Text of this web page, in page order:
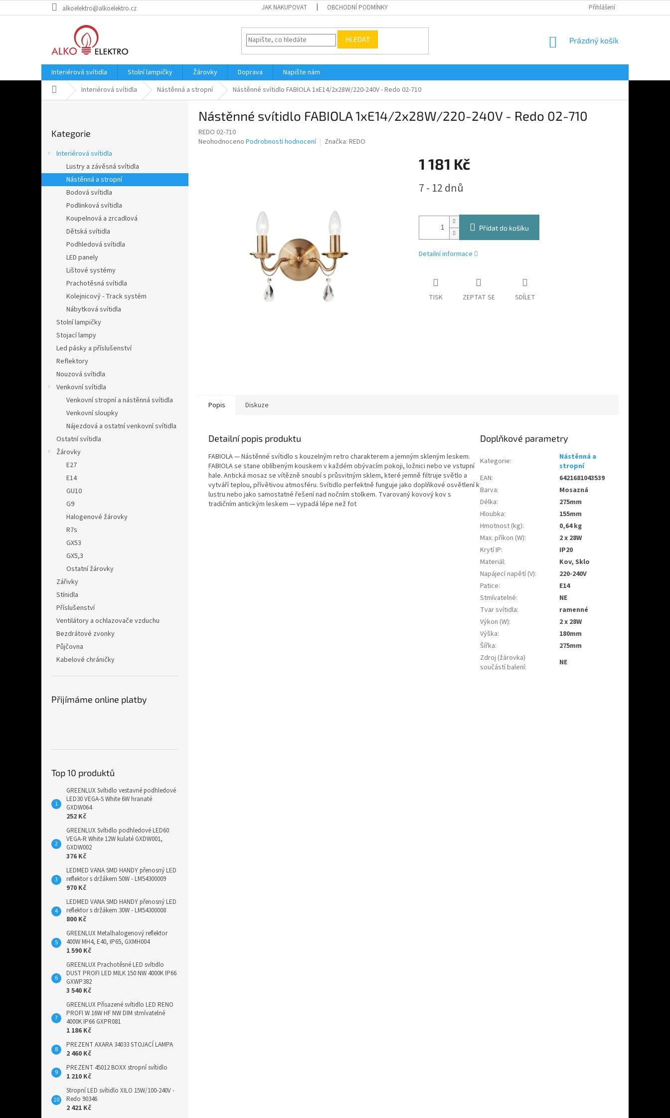
na
alkoelektro@alkoelektro.cz JAK NAKUPOVAT OBCHODNÍ PODMÍNKY Přihlášení
HLEDAT
NÁKUPNÍ
Prázdný košík
Interiérová svítidla Stolní lampičky Žárovky Doprava
Napište nám
Domů Interiérová svítidla Nástěnná a stropní Nástěnné svítidlo FABIOLA 1xE14/2x28W/220-240V - Redo 02-710
n
kategorie
Kategorie
Interiérová svítidla
Lustry a závěsná svítidla
Nástěnná a stropní
Bodová svítidla
Podlinková svítidla
Koupelnová a zrcadlová
Dětská svítidla
Podhledová svítidla
LED panely
Lištové systémy
Prachotěsná svítidla
Kolejnicový - Track systém
Nábytková svítidla
Stolní lampičky
Stojací lampy
Led pásky a příslušenství
Reflektory
Nouzová svítidla
Venkovní svítidla
Venkovní stropní a nástěnná svítidla
Venkovní sloupky
Nájezdová a ostatní venkovní svítidla
Ostatní svítidla
Žárovky
E27
E14
GU10
G9
Halogenové žárovky
R7s
GX53
GX5,3
Ostatní žárovky
Zářivky
Stínidla
Příslušenství
Ventilátory a ochlazovače vzduchu
Bezdrátové zvonky
Půjčovna
Kabelové chráničky
Přijímáme online platby
Top 10 produktů
GREENLUX Svítidlo vestavné podhledové
LED30 VEGA-S White 6W hranaté
GXDW064
252 Kč
GREENLUX Svítidlo podhledové LED60
VEGA-R White 12W kulaté GXDW001,
GXDW002
376 Kč
LEDMED VANA SMD HANDY přenosný LED
reflektor s držákem 50W - LM54300009
970 Kč
LEDMED VANA SMD HANDY přenosný LED
reflektor s držákem 30W - LM54300008
800 Kč
GREENLUX Metalhalogenový reflektor
400W MH4, E40, IP65, GXMH004
1 590 Kč
GREENLUX Prachotěsné LED svítidlo
DUST PROFI LED MILK 150 NW 4000K IP66
GXWP382
3 540 Kč
GREENLUX Přisazené svítidlo LED RENO
PROFI W 16W HF NW DIM stmívatelné
4000K IP66 GXPR081
1 186 Kč
PREZENT AXARA 34033 STOJACÍ LAMPA
2 460 Kč
PREZENT 45012 BOXX stropní svítidlo
1 210 Kč
Stropní LED svítidlo XILO 15W/100-240V -
Redo 90346
2 421 Kč
Nástěnné svítidlo FABIOLA 1xE14/2x28W/220-240V - Redo 02-710
REDO 02-710
Průměrné
Neohodnoceno Podrobnosti hodnocení Značka: REDO
1 181 Kč
cena:
7 - 12 dnů
Přidat do košíku
Detailní informace
TISK ZEPTAT SE SDÍLET
Popis Diskuze
Detailní popis produktu
FABIOLA — Nástěnné svítidlo s kouzelným retro charakterem a jemným skleným leskem.
FABIOLA se stane oblíbeným kouskem v každém obývacím pokoji, ložnici nebo ve vstupní
hale. Antická mosaz se vítězně snoubí s průsvitným sklem, které jemně filtruje světlo a
vytváří teplou, přívětivou atmosféru. Svítidlo perfektně funguje jako doplňkové osvětlení k
lustru nebo jako samostatné řešení nad nočním stolkem. Tvarovaný kovový kov s
tradičním antickým leskem — vypadá lépe než fot
Doplňkové parametry
Kategorie:
Nástěnná a
stropní
EAN:
6421681043539
Barva:
Mosazná
Délka:
275mm
Hloubka:
155mm
Hmotnost (kg):
0,64 kg
Max. příkon (W):
2 x 28W
Krytí IP:
IP20
Materiál:
Kov, Sklo
Napájecí napětí (V):
220-240V
Patice:
E14
Stmívatelné:
NE
Tvar svítidla:
ramenné
Výkon (W):
2 x 28W
Výška:
180mm
Šířka:
275mm
Zdroj (žárovka)
součástí balení: NE